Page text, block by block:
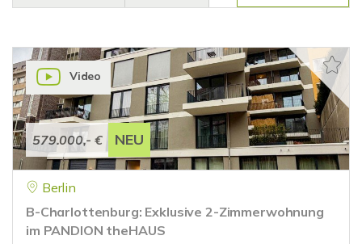
579.000,- € NEU
Video
Berlin
B-Charlottenburg: Exklusive 2-Zimmerwohnung
im PANDION theHAUS